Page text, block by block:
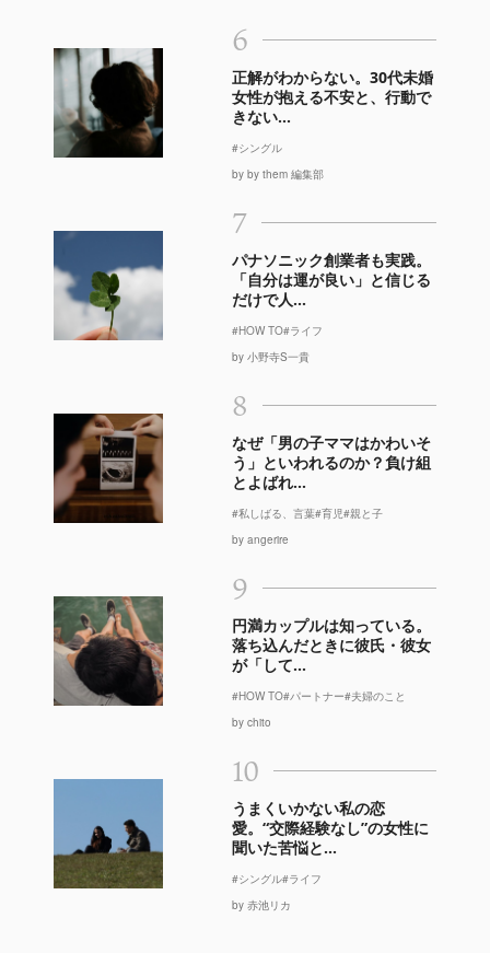
6
正解がわからない。30代未婚
女性が抱える不安と、行動で
きない...
#シングル
by by them 編集部
7
パナソニック創業者も実践。
「自分は運が良い」と信じる
だけで人...
#HOW TO#ライフ
by 小野寺S一貴
8
なぜ「男の子ママはかわいそ
う」といわれるのか？負け組
とよばれ...
#私しばる、言葉#育児#親と子
by angerire
9
円満カップルは知っている。
落ち込んだときに彼氏・彼女
が「して...
#HOW TO#パートナー#夫婦のこと
by chito
10
うまくいかない私の恋
愛。“交際経験なし”の女性に
聞いた苦悩と...
#シングル#ライフ
by 赤池リカ